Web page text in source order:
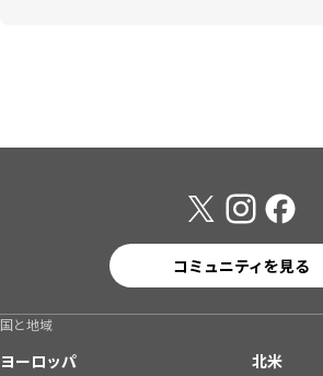
コミュニティを見る
国と地域
ヨーロッパ
北米